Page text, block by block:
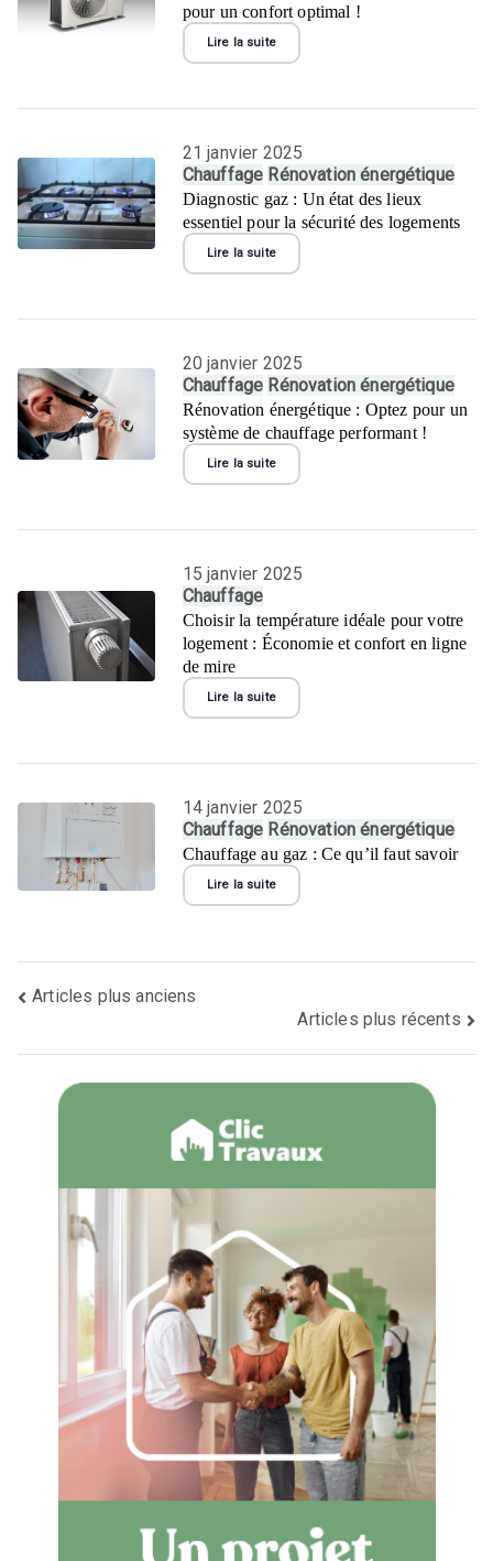
pour un confort optimal !
Lire la suite
21 janvier 2025
Chauffage Rénovation énergétique
Diagnostic gaz : Un état des lieux
essentiel pour la sécurité des logements
Lire la suite
20 janvier 2025
Chauffage Rénovation énergétique
Rénovation énergétique : Optez pour un
système de chauffage performant !
Lire la suite
15 janvier 2025
Chauffage
Choisir la température idéale pour votre
logement : Économie et confort en ligne
de mire
Lire la suite
14 janvier 2025
Chauffage Rénovation énergétique
Chauffage au gaz : Ce qu’il faut savoir
Lire la suite
Navigation
Articles plus anciens
Articles plus récents